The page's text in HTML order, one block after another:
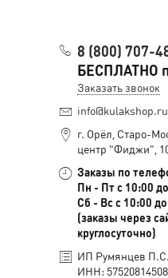
8 (800) 707-
БЕСПЛАТНО
Заказать звонок
info@kulakshop.ru
г. Орёл, Старо-
центр "Фиджи",
Заказы по
Пн - Пт с 10:00
Сб - Вс с 10:00
(заказы через
круглосуточно)
ИП Румянцев П.С.
ИНН: